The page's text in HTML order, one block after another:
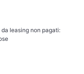
leasing non pagati: